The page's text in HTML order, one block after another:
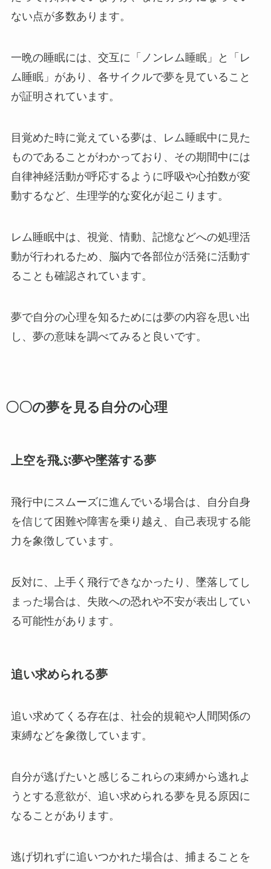
ない点が多数あります。
一晩の睡眠には、交互に「ノンレム睡眠」と「レ
ム睡眠」があり、各サイクルで夢を見ていること
が証明されています。
目覚めた時に覚えている夢は、レム睡眠中に見た
ものであることがわかっており、その期間中には
自律神経活動が呼応するように呼吸や心拍数が変
動するなど、生理学的な変化が起こります。
レム睡眠中は、視覚、情動、記憶などへの処理活
動が行われるため、脳内で各部位が活発に活動す
ることも確認されています。
夢で自分の心理を知るためには夢の内容を思い出
し、夢の意味を調べてみると良いです。
〇〇の夢を見る自分の心理
上空を飛ぶ夢や墜落する夢
飛行中にスムーズに進んでいる場合は、自分自身
を信じて困難や障害を乗り越え、自己表現する能
力を象徴しています。
反対に、上手く飛行できなかったり、墜落してし
まった場合は、失敗への恐れや不安が表出してい
る可能性があります。
追い求められる夢
追い求めてくる存在は、社会的規範や人間関係の
束縛などを象徴しています。
自分が逃げたいと感じるこれらの束縛から逃れよ
うとする意欲が、追い求められる夢を見る原因に
なることがあります。
逃げ切れずに追いつかれた場合は、捕まることを